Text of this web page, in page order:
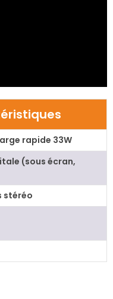
rapide 33W
(sous écran,
stéréo